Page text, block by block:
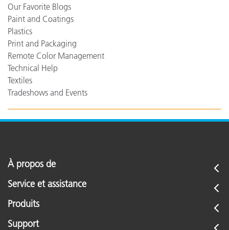
Our Favorite Blogs
Paint and Coatings
Plastics
Print and Packaging
Remote Color Management
Technical Help
Textiles
Tradeshows and Events
À propos de
Service et assistance
Produits
Support